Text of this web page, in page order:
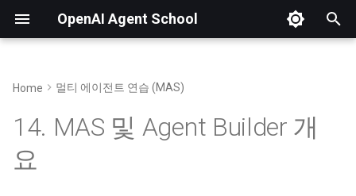
OpenAI Agent School
색
를
입
02. 토큰과 요금 정책
05. 비추론 모델 실습 (GPT-4 등)
09. Function Calling
Agent Builder란
21. API Key, 워크플로우 ID 생성
24. Fine-tuning 실습
26. FastMCP로 MCP 개발
(feat. 바이브 코딩)
🔗 Fine Tuining Data Creator
Home 멀티 에이전트 연습 (MAS)
14. MAS 및 Agent Builder 개
요